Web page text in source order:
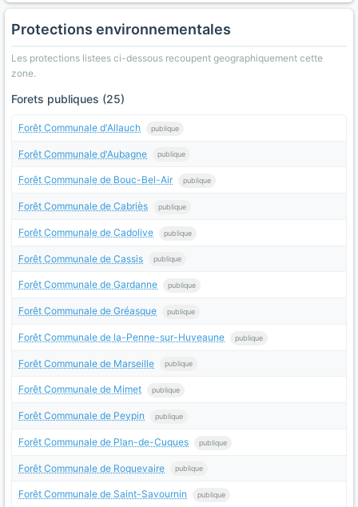
Protections environnementales
Les protections listees ci-dessous recoupent geographiquement cette
zone.
Forets publiques (25)
Forêt Communale d'Allauch publique
Forêt Communale d'Aubagne publique
Forêt Communale de Bouc-Bel-Air publique
Forêt Communale de Cabriès publique
Forêt Communale de Cadolive publique
Forêt Communale de Cassis publique
Forêt Communale de Gardanne publique
Forêt Communale de Gréasque publique
Forêt Communale de la-Penne-sur-Huveaune publique
Forêt Communale de Marseille publique
Forêt Communale de Mimet publique
Forêt Communale de Peypin publique
Forêt Communale de Plan-de-Cuques publique
Forêt Communale de Roquevaire publique
Forêt Communale de Saint-Savournin publique